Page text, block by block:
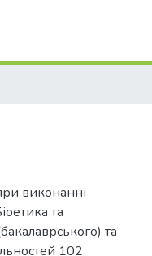
виконанні
та
та
102